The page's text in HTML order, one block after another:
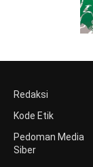
Redaksi
Kode Etik
Pedoman Media
Siber